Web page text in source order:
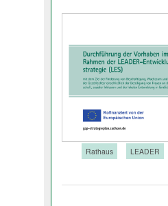
Rathaus LEADER